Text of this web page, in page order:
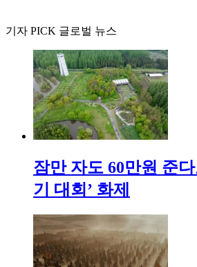
기자 PICK 글로벌 뉴스
잠만 자도 60만원 준
기 대회’ 화제